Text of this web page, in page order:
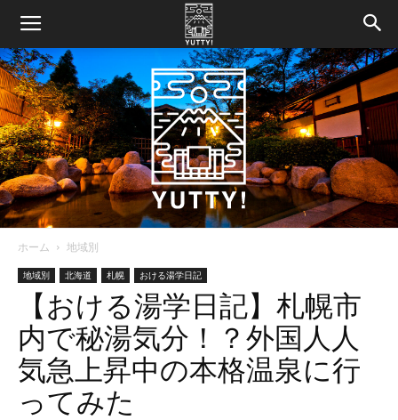
Yutty!
【ユ
ホーム 地域別
地域別 北海道 札幌 おける湯学日記
【おける湯学日記】札幌市
内で秘湯気分！？外国人人
気急上昇中の本格温泉に行
ってみた